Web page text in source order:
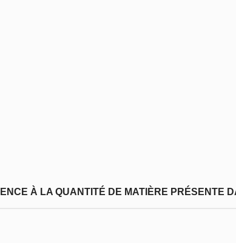
À LA QUANTITÉ DE MATIÈRE PRÉSENTE